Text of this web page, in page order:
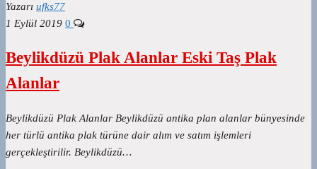
Yazarı ufks77
1 Eylül 2019 0
Beylikdüzü Plak Alanlar Eski Taş Plak
Alanlar
Beylikdüzü Plak Alanlar Beylikdüzü antika plan alanlar bünyesinde
her türlü antika plak türüne dair alım ve satım işlemleri
gerçekleştirilir. Beylikdüzü…